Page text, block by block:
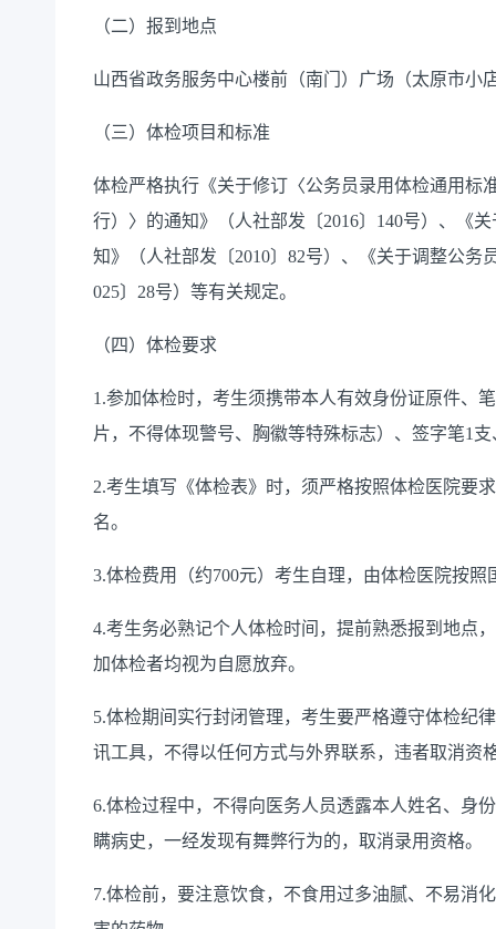
（二）报到地点
山西省政务服务中心楼前（南门）广场（太原市小
（三）体检项目和标准
体检严格执行《关于修订〈公务员录用体检通用标
行）〉的通知》（人社部发〔2016〕140号）、《
知》（人社部发〔2010〕82号）、《关于调整公
025〕28号）等有关规定。
（四）体检要求
1.参加体检时，考生须携带本人有效身份证原件、
片，不得体现警号、胸徽等特殊标志）、签字笔1
2.考生填写《体检表》时，须严格按照体检医院要
名。
3.体检费用（约700元）考生自理，由体检医院按
4.考生务必熟记个人体检时间，提前熟悉报到地点
加体检者均视为自愿放弃。
5.体检期间实行封闭管理，考生要严格遵守体检纪
讯工具，不得以任何方式与外界联系，违者取消资
6.体检过程中，不得向医务人员透露本人姓名、身
瞒病史，一经发现有舞弊行为的，取消录用资格。
7.体检前，要注意饮食，不食用过多油腻、不易消